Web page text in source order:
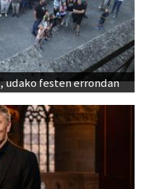
udako festen errondan